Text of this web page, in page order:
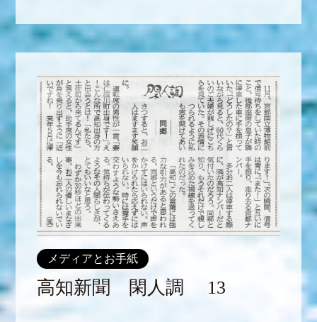
メディアとお手紙
高知新聞 閑人調 13